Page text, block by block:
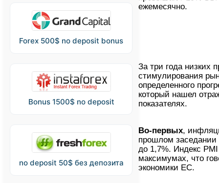
Forex 500$ no deposit bonus
Bonus 1500$ no deposit
no deposit 50$ без депозита
ежемесячно.
За три года низких
стимулирования
определенного
который нашел
показателях.
Во-первых,
прошлом
до 1,7%. Индекс
максимумах, что
экономики ЕС.